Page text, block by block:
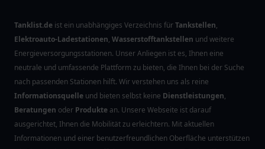
Tanklist.de ist ein unabhängiges Verzeichnis fürTankstellen,
Elektroauto-Ladestationen, Wasserstofftankstellen und weitere
Energieversorgungsstationen. Unser Anliegen ist es, Ihnen eine
neutrale und umfassende Plattform zu bieten, die Ihnen bei der Suche
nach passenden Stationen hilft. Wir verstehen uns als reine
Informationsquelle und bieten selbst keine Dienstleistungen,
Beratungen oder Produkte an. Unsere Webseite ist darauf
ausgerichtet, Ihnen die Mobilität zu erleichtern. Mit aktuellen
Informationen und einer benutzerfreundlichen Oberfläche unterstützen